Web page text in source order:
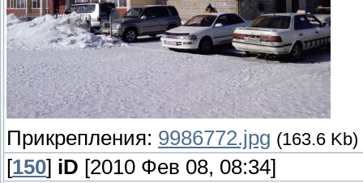
Прикрепления: 9986772.jpg (163.6 Kb)
[150] iD [2010 Фев 08, 08:34]